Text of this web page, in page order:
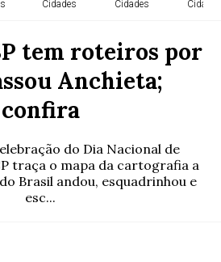
Cidades Cidades Cidades
tem roteiros por
Anchieta;
confira
do Dia Nacional de
traça o mapa da cartografia a
Brasil andou, esquadrinhou e
esc...